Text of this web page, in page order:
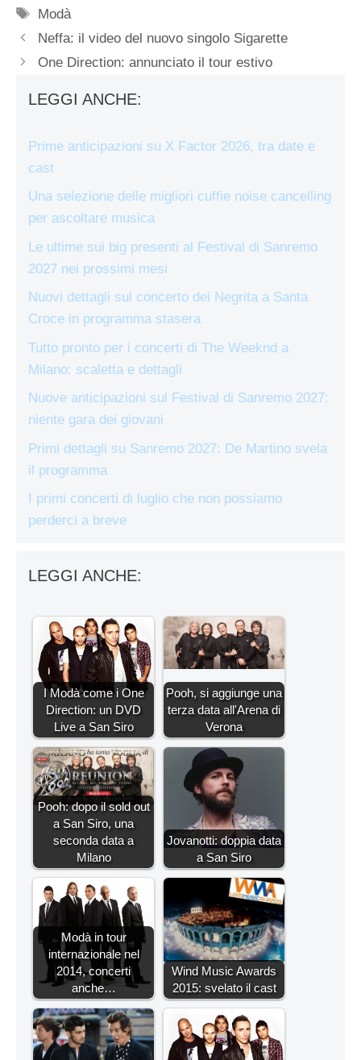
Tag
Modà
Neffa: il video del nuovo singolo Sigarette
One Direction: annunciato il tour estivo
LEGGI ANCHE:
Prime anticipazioni su X Factor 2026, tra date e
cast
Una selezione delle migliori cuffie noise cancelling
per ascoltare musica
Le ultime sui big presenti al Festival di Sanremo
2027 nei prossimi mesi
Nuovi dettagli sul concerto dei Negrita a Santa
Croce in programma stasera
Tutto pronto per i concerti di The Weeknd a
Milano: scaletta e dettagli
Nuove anticipazioni sul Festival di Sanremo 2027:
niente gara dei giovani
Primi dettagli su Sanremo 2027: De Martino svela
il programma
I primi concerti di luglio che non possiamo
perderci a breve
LEGGI ANCHE:
I Modà come i One
Direction: un DVD
Live a San Siro
Pooh, si aggiunge una
terza data all'Arena di
Verona
Pooh: dopo il sold out
a San Siro, una
seconda data a
Milano
Jovanotti: doppia data
a San Siro
Modà in tour
internazionale nel
2014, concerti
anche…
Wind Music Awards
2015: svelato il cast